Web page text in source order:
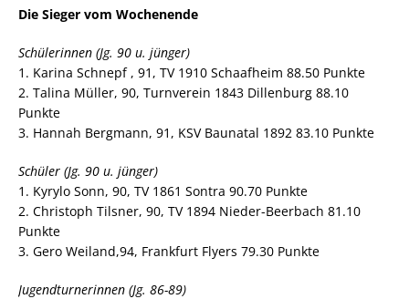
Die Sieger vom Wochenende
Schülerinnen (Jg. 90 u. jünger)
1. Karina Schnepf , 91, TV 1910 Schaafheim 88.50 Punkte
2. Talina Müller, 90, Turnverein 1843 Dillenburg 88.10
Punkte
3. Hannah Bergmann, 91, KSV Baunatal 1892 83.10 Punkte
Schüler (Jg. 90 u. jünger)
1. Kyrylo Sonn, 90, TV 1861 Sontra 90.70 Punkte
2. Christoph Tilsner, 90, TV 1894 Nieder-Beerbach 81.10
Punkte
3. Gero Weiland,94, Frankfurt Flyers 79.30 Punkte
Jugendturnerinnen (Jg. 86-89)